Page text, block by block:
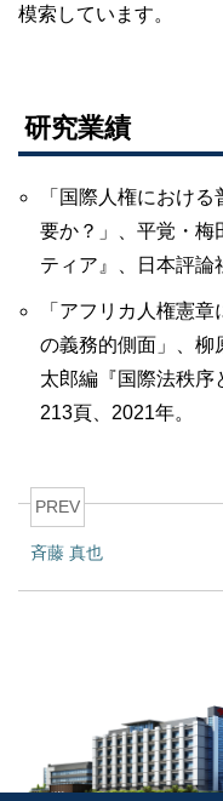
模索しています。
研究業績
「国際人権におけ
要か？」、平覚・梅
ティア』、日本評論
「アフリカ人権憲
の義務的側面」、柳
太郎編『国際法秩序
213頁、2021年。
PREV
斉藤 真也